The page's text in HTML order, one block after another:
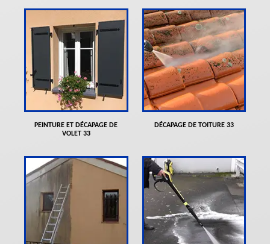
PEINTURE ET DÉCAPAGE DE
VOLET 33
DÉCAPAGE DE TOITURE 33